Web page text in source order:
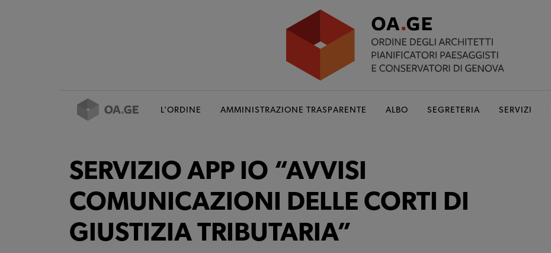
L’ORDINE AMMINISTRAZIONE TRASPARENTE ALBO SEGRETERIA SERVIZI
SERVIZIO APP IO “AVVISI
COMUNICAZIONI DELLE CORTI DI
GIUSTIZIA TRIBUTARIA”